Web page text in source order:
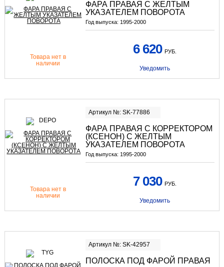
ФАРА ПРАВАЯ С ЖЕЛТЫМ
УКАЗАТЕЛЕМ ПОВОРОТА
Год выпуска: 1995-2000
Товара нет в
наличии
6 620 РУБ.
Уведомить
Артикул №: SK-77886
ФАРА ПРАВАЯ С КОРРЕКТОРОМ
(КСЕНОН) С ЖЕЛТЫМ
УКАЗАТЕЛЕМ ПОВОРОТА
Год выпуска: 1995-2000
Товара нет в
наличии
7 030 РУБ.
Уведомить
Артикул №: SK-42957
ПОЛОСКА ПОД ФАРОЙ ПРАВАЯ